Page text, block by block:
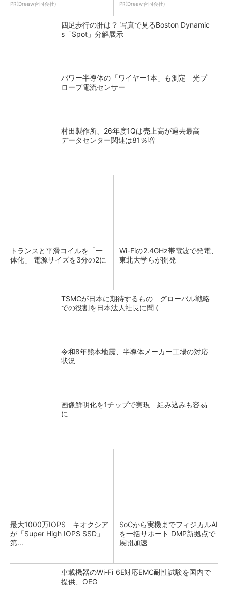
PR(Dreaw合同会社) PR(Dreaw合同会社)
四足歩行の肝は？ 写真で見るBoston Dynamic
s「Spot」分解展示
パワー半導体の「ワイヤー1本」も測定 光プ
ローブ電流センサー
村田製作所、26年度1Qは売上高が過去最高
データセンター関連は81％増
トランスと平滑コイルを「一
体化」 電源サイズを3分の2に
Wi-Fiの2.4GHz帯電波で発電、
東北大学らが開発
TSMCが日本に期待するもの グローバル戦略
での役割を日本法人社長に聞く
令和8年熊本地震、半導体メーカー工場の対応
状況
画像鮮明化を1チップで実現 組み込みも容易
に
最大1000万IOPS キオクシア
が「Super High IOPS SSD」
第...
SoCから実機までフィジカルAI
を一括サポート DMP新拠点で
展開加速
車載機器のWi-Fi 6E対応EMC耐性試験を国内で
提供、OEG